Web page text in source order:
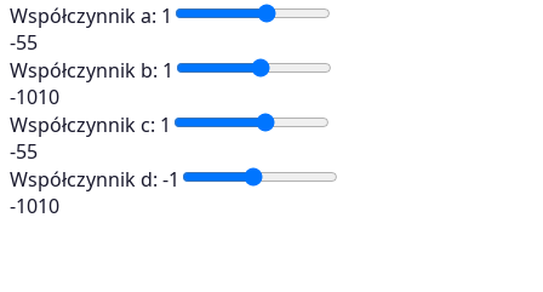
Współczynnik a: 1
-55
Współczynnik b: 1
-1010
Współczynnik c: 1
-55
Współczynnik d: -1
-1010